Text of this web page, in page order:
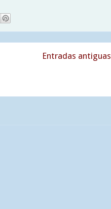
Entradas antiguas